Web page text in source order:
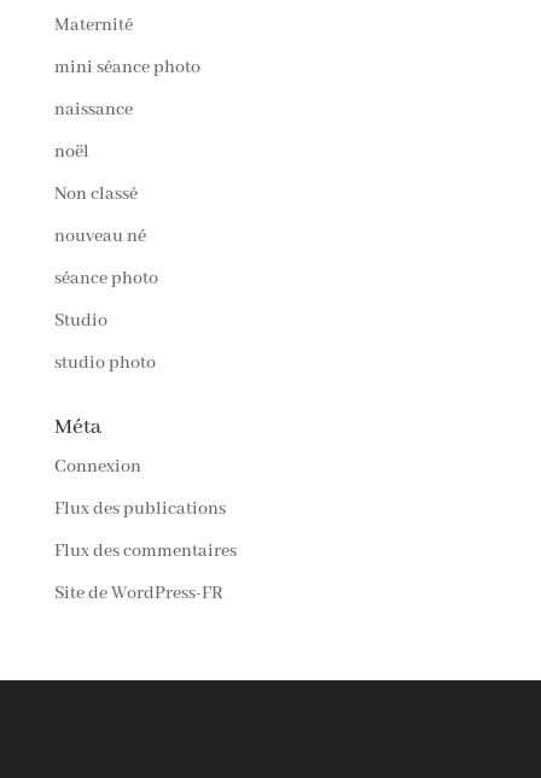
Maternité
mini séance photo
naissance
noël
Non classé
nouveau né
séance photo
Studio
studio photo
Méta
Connexion
Flux des publications
Flux des commentaires
Site de WordPress-FR